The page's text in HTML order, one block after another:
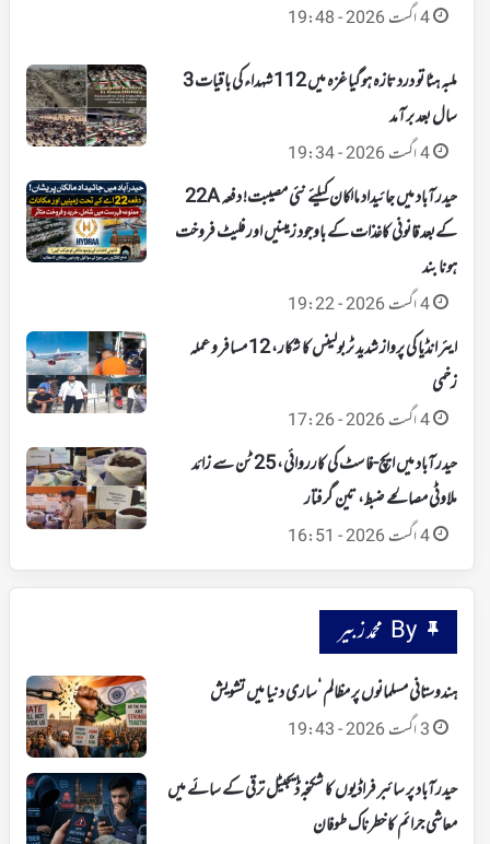
4 اگست 2026 - 19:48
ملبہ ہٹا تو درد تازہ ہوگیا غزہ میں 112 شہداء کی باقیات 3
سال بعد برآمد
4 اگست 2026 - 19:34
حیدرآباد میں جائیداد مالکان کیلئے نئی مصیبت! دفعہ 22A
کےبعد قانونی کاغذات کے باوجود زمینیں اور فلیٹ فروخت
ہونا بند
4 اگست 2026 - 19:22
ایئر انڈیا کی پرواز شدید ٹربولینس کا شکار، 12 مسافر و عملہ
زخمی
4 اگست 2026 - 17:26
حیدرآباد میں ایچ-فاسٹ کی کارروائی، 25 ٹن سے زائد
ملاوٹی مصالحے ضبط، تین گرفتار
4 اگست 2026 - 16:51
By محمد زبیر
ہندوستانی مسلمانوں پر مظالم ‘ساری دنیا میں تشویش
3 اگست 2026 - 19:43
حیدرآباد پر سائبر فراڈیوں کا شکنجہ‘ ڈیجیٹل ترقی کے سائے میں
معاشی جرائم کا خطرناک طوفان